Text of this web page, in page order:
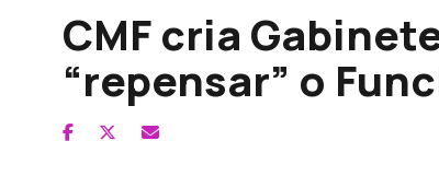
CMF cria
“repensar” o